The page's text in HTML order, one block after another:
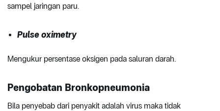
sampel jaringan paru.
Pulse oximetry
Mengukur persentase oksigen pada saluran darah.
Pengobatan Bronkopneumonia
Bila penyebab dari penyakit adalah virus maka tidak